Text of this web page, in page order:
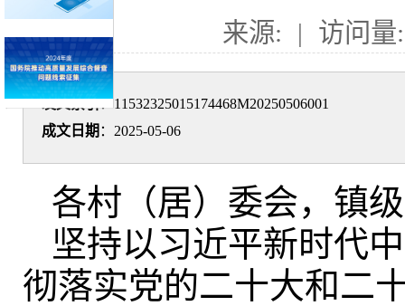
来源: | 访问量:
发文索引：11532325015174468M20250506001
成文日期 ：2025-05-06
各村（居）委会， 镇
坚持以习近平新时代
彻落实党的二十大和二